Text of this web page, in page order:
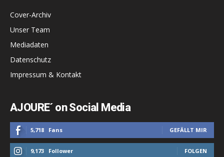
Cover-Archiv
Unser Team
Mediadaten
Datenschutz
Impressum & Kontakt
AJOURE´ on Social Media
5,718 Fans GEFÄLLT MIR
9,173 Follower FOLGEN